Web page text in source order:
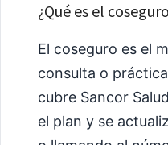
¿Qué es el
El coseguro es el
consulta o
cubre Sancor
el plan y se